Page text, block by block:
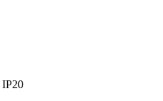
IP20